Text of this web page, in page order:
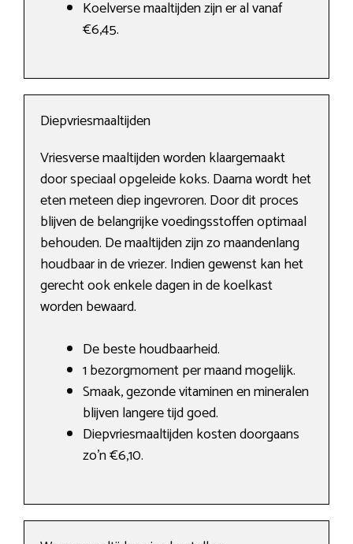
Koelverse maaltijden zijn er al vanaf
€6,45.
Diepvriesmaaltijden
Vriesverse maaltijden worden klaargemaakt
door speciaal opgeleide koks. Daarna wordt het
eten meteen diep ingevroren. Door dit proces
blijven de belangrijke voedingsstoffen optimaal
behouden. De maaltijden zijn zo maandenlang
houdbaar in de vriezer. Indien gewenst kan het
gerecht ook enkele dagen in de koelkast
worden bewaard.
De beste houdbaarheid.
1 bezorgmoment per maand mogelijk.
Smaak, gezonde vitaminen en mineralen
blijven langere tijd goed.
Diepvriesmaaltijden kosten doorgaans
zo’n €6,10.